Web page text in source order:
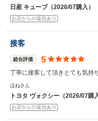
日産 キューブ（2026/07購入）
お店からの返信あり
接客
総合評価 5
丁寧に接客して頂きとても気持
ほねさん
トヨタ ヴォクシー（2026/07購入
お店からの返信あり